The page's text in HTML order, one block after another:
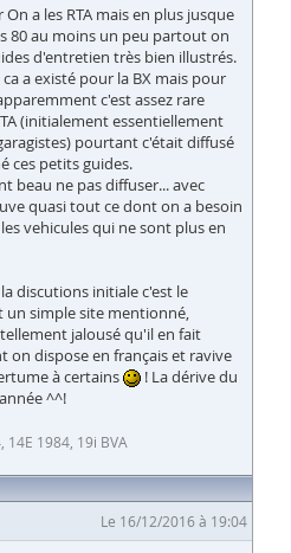
a les RTA mais en plus jusque
80 au moins un peu partout on
d'entretien très bien illustrés.
ca a existé pour la BX mais pour
c'est assez rare
(initialement essentiellement
pourtant c'était diffusé
ces petits guides.
beau ne pas diffuser... avec
quasi tout ce dont on a besoin
vehicules qui ne sont plus en
discutions initiale c'est le
un simple site mentionné,
jalousé qu'il en fait
on dispose en français et ravive
à certains
! La dérive du
^^!
14E 1984, 19i BVA
Le 16/12/2016 à 19:04